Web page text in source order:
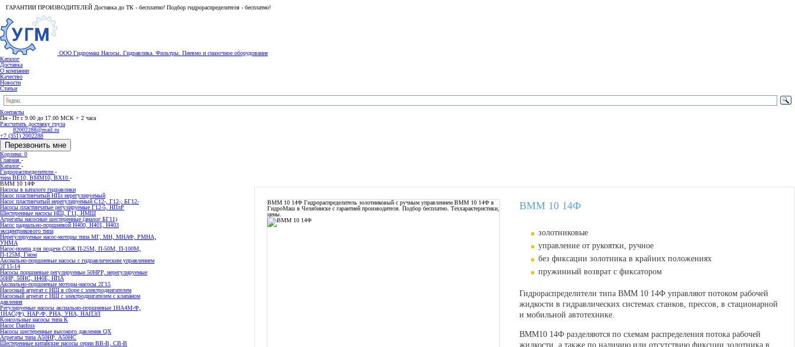
ГАРАНТИИ ПРОИЗВОДИТЕЛЕЙ Доставка до ТК - бесплатно! Подбор гидрораспределителя - бесплатно!
ООО Гидромаш Насосы. Гидравлика. Фильтры. Пневмо и смазочное оборудование
Каталог
Доставка
О компании
Качество
Новости
Статьи
Контакты
Пн - Пт с 9.00 до 17.00 МСК + 2 часа
Рассчитать доставку груза
82002288@mail.ru
+7 (351) 2002288
Перезвонить мне
Корзина: 0
Главная -
Каталог -
Гидрораспределители -
типа BE10, ВММ10, ВХ10 -
ВММ 10 14Ф
Насосы в каталоге гидравлики
Насос пластинчатый НПл нерегулируемый
Насос пластинчатый нерегулируемый С12-, Г12-, БГ12-
Насосы пластинчатые регулируемые Г12-5, НПлР
Шестеренные насосы НШ, Г11, НМШ
Агрегаты насосные шестеренные (аналог БГ11)
Насос радиально-поршневой Н400, Н401, Н403
эксцентрикового типа
Нерегулируемые насос-моторы типа МГ, МН, МНАФ, РМНА,
УНМА
Насос-помпа для подачи СОЖ П-25М, П-50М, П-100М,
П-125М, Гном
Аксиально-поршневые насосы с гидравлическим управлением
2Г15-14
Насосы поршневые регулируемые 50НРР, нерегулируемые
50НР, 50НС, Н40Е, НПА
Аксиально-поршневые моторы-насосы 2Г15
Насосный агрегат с НШ в сборе с электродвигателем
Насосный агрегат с НШ с электродвигателем с клапаном
давления
Регулируемые насосы аксиально-поршневые 1НА4М-Ф,
1НАС(Ф), НАР-Ф, РНА, УНА, НАПЭЛ
Консольные насосы типа К
Насос Danfoss
Насосы шестеренные высокого давления QX
Агрегаты типа А50НР, А50НС
Шестеренные китайские насосы серии ВВ-В, СВ-В
ВММ 10 14Ф Гидрораспределитель золотниковый с ручным управлением ВММ 10 14Ф в
ГидроМаш в Челябинске с гарантией производителя. Подбор бесплатно. Теххарактеристики,
цены.
ВММ 10 14Ф
золотниковые
управление от рукоятки, ручное
без фиксации золотника в крайних положениях
пружинный возврат с фиксатором
Гидрораспределители типа ВММ 10 14Ф управляют потоком рабочей
жидкости в гидравлических системах станков, прессов, в стационарной
и мобильной автотехнике.
ВММ10 14Ф разделяются по схемам распределения потока рабочей
жидкости, а также по наличию или отсутствию фиксции золотника в